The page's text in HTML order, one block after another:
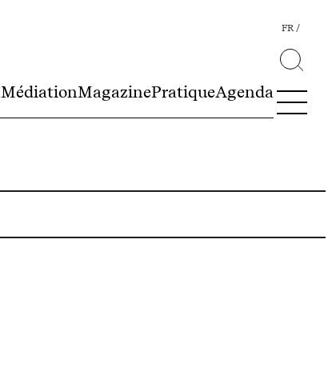
MédiationMagazinePratiqueAgenda
FR